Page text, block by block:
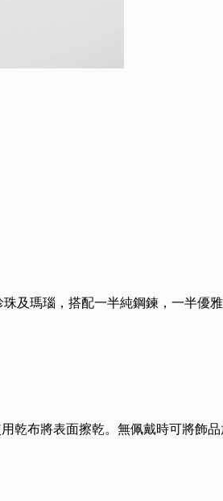
及瑪瑙，搭配一半純鋼鍊，一半優雅
布將表面擦乾。無佩戴時可將飾品